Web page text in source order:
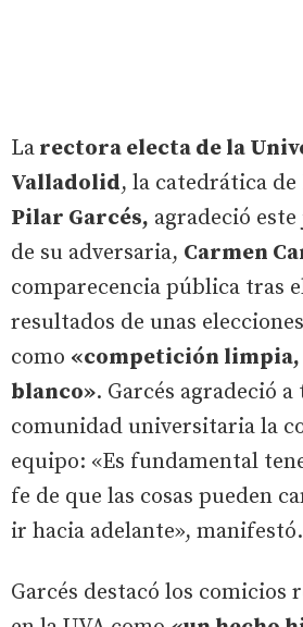
La rectora electa de la
Valladolid, la catedrática
Pilar Garcés, agradeció
de su adversaria, Carmen
comparecencia pública tras
resultados de unas
como «competición limpia,
blanco». Garcés agradeció a
comunidad universitaria la
equipo: «Es fundamental
fe de que las cosas pueden
ir hacia adelante», manifestó.
Garcés destacó los comicios